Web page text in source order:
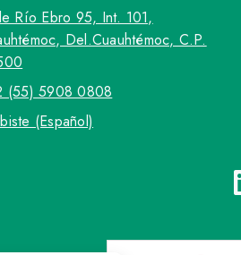
Río Ebro 95, Int. 101,
Del.Cuauhtémoc, C.P.
(55) 5908 0808
(Español)